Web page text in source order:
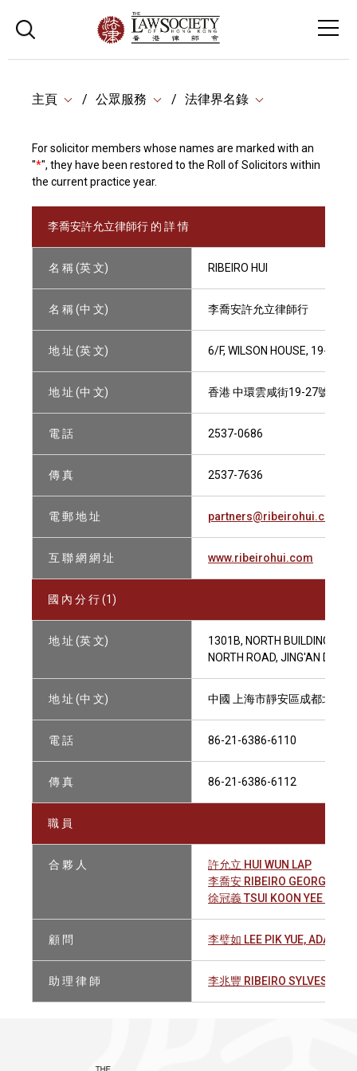
主頁 公眾服務 法律界名錄
For solicitor members whose names are marked with an
"*", they have been restored to the Roll of Solicitors within
the current practice year.
李喬安許允立律師行 的 詳 情
名 稱 (英 文) RIBEIRO HUI
名 稱 (中 文) 李喬安許允立律師行
地 址 (英 文) 6/F, WILSON HOUSE, 19-27
地 址 (中 文) 香港 中環雲咸街19-27號 威信
電 話 2537-0686
傳 真 2537-7636
電 郵 地 址 partners@ribeirohui.com
互 聯 網 網 址 www.ribeirohui.com
國 內 分 行 (1)
地 址 (英 文)
1301B, NORTH BUILDING,
NORTH ROAD, JING'AN
地 址 (中 文) 中國 上海市靜安區成都北路
電 話 86-21-6386-6110
傳 真 86-21-6386-6112
職 員
合 夥 人
許允立 HUI WUN LAP
李喬安 RIBEIRO GEORGE
徐冠義 TSUI KOON YEE
顧 問 李璧如 LEE PIK YUE, ADA
助 理 律 師 李兆豐 RIBEIRO SYLVESTER